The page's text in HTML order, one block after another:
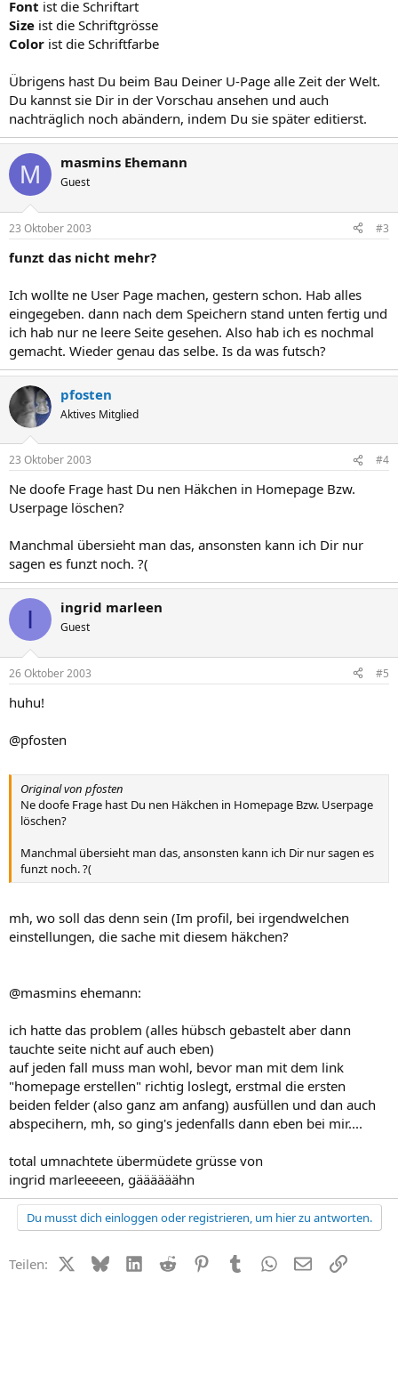
Font ist die Schriftart
Size ist die Schriftgrösse
Color ist die Schriftfarbe
Übrigens hast Du beim Bau Deiner U-Page alle Zeit der Welt.
Du kannst sie Dir in der Vorschau ansehen und auch
nachträglich noch abändern, indem Du sie später editierst.
M masmins Ehemann
Guest
23 Oktober 2003 #3
funzt das nicht mehr?
Ich wollte ne User Page machen, gestern schon. Hab alles
eingegeben. dann nach dem Speichern stand unten fertig und
ich hab nur ne leere Seite gesehen. Also hab ich es nochmal
gemacht. Wieder genau das selbe. Is da was futsch?
pfosten
Aktives Mitglied
23 Oktober 2003 #4
Ne doofe Frage hast Du nen Häkchen in Homepage Bzw.
Userpage löschen?
Manchmal übersieht man das, ansonsten kann ich Dir nur
sagen es funzt noch. ?(
I ingrid marleen
Guest
26 Oktober 2003 #5
huhu!
@pfosten
Original von pfosten
Ne doofe Frage hast Du nen Häkchen in Homepage Bzw. Userpage
löschen?
Manchmal übersieht man das, ansonsten kann ich Dir nur sagen es
funzt noch. ?(
mh, wo soll das denn sein (Im profil, bei irgendwelchen
einstellungen, die sache mit diesem häkchen?
@masmins ehemann:
ich hatte das problem (alles hübsch gebastelt aber dann
tauchte seite nicht auf auch eben)
auf jeden fall muss man wohl, bevor man mit dem link
"homepage erstellen" richtig loslegt, erstmal die ersten
beiden felder (also ganz am anfang) ausfüllen und dan auch
abspecihern, mh, so ging's jedenfalls dann eben bei mir....
total umnachtete übermüdete grüsse von
ingrid marleeeeen, gäääääähn
Du musst dich einloggen oder registrieren, um hier zu antworten.
Teilen: X (Twitter)
BlueskyLinkedIn
Reddit PinterestTumblr WhatsApp
E-MailLink